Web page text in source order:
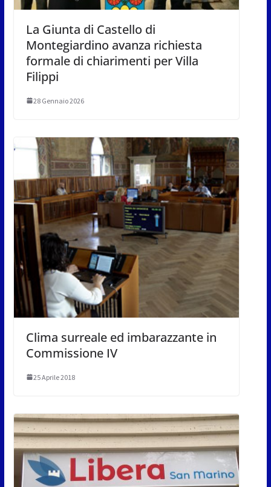
La Giunta di Castello di
Montegiardino avanza richiesta
formale di chiarimenti per Villa
Filippi
28 Gennaio 2026
Clima surreale ed imbarazzante in
Commissione IV
25 Aprile 2018